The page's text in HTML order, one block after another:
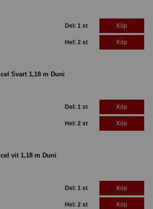
Del: 1 st Köp
Hel: 2 st Köp
Svart 1,18 m Duni
Del: 1 st Köp
Hel: 2 st Köp
vit 1,18 m Duni
Del: 1 st Köp
Hel: 2 st Köp